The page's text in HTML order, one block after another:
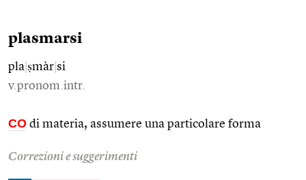
plasmarsi
pla ṣmàr si
v.pronom.intr.
CO di materia, assumere una particolare forma
Correzioni e suggerimenti